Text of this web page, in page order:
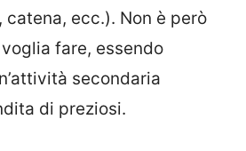
catena, ecc.). Non è però
fare, essendo
secondaria
di preziosi.